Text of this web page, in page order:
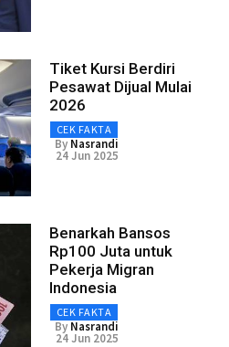
Tiket Kursi Berdiri
Pesawat Dijual Mulai
2026
CEK FAKTA
By Nasrandi
24 Jun 2025
Benarkah Bansos
Rp100 Juta untuk
Pekerja Migran
Indonesia
CEK FAKTA
By Nasrandi
24 Jun 2025